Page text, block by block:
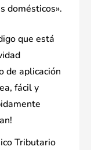
domésticos».
que está
de aplicación
fácil y
Tributario